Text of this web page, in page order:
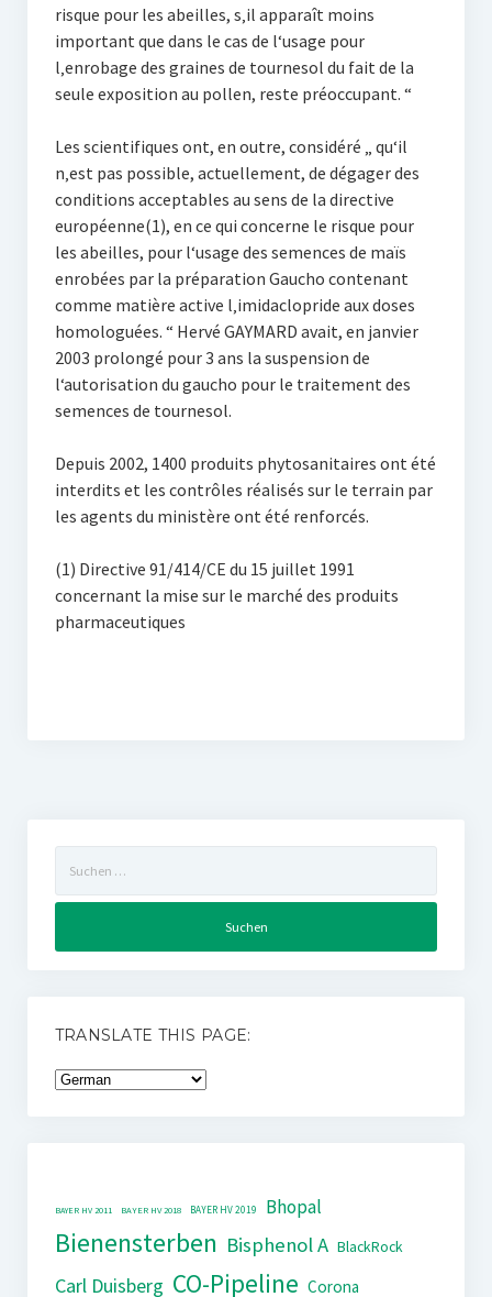
risque pour les abeilles, s‚il apparaît moins
important que dans le cas de l‘usage pour
l‚enrobage des graines de tournesol du fait de la
seule exposition au pollen, reste préoccupant. “
Les scientifiques ont, en outre, considéré „ qu‘il
n‚est pas possible, actuellement, de dégager des
conditions acceptables au sens de la directive
européenne(1), en ce qui concerne le risque pour
les abeilles, pour l‘usage des semences de maïs
enrobées par la préparation Gaucho contenant
comme matière active l‚imidaclopride aux doses
homologuées. “ Hervé GAYMARD avait, en janvier
2003 prolongé pour 3 ans la suspension de
l‘autorisation du gaucho pour le traitement des
semences de tournesol.
Depuis 2002, 1400 produits phytosanitaires ont été
interdits et les contrôles réalisés sur le terrain par
les agents du ministère ont été renforcés.
(1) Directive 91/414/CE du 15 juillet 1991
concernant la mise sur le marché des produits
pharmaceutiques
nach:
TRANSLATE THIS PAGE:
BAYER HV 2011 BAYER HV 2018 BAYER HV 2019 Bhopal
Bienensterben Bisphenol A BlackRock
Carl Duisberg CO-Pipeline Corona